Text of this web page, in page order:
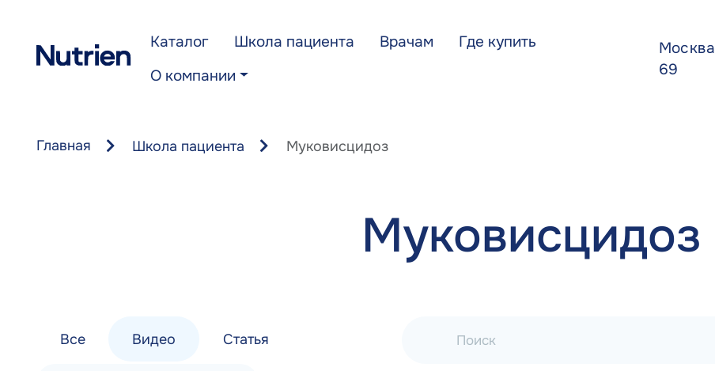
Каталог Школа пациента Врачам
Где купить
О компании
Москва
69
Главная Школа пациента Муковисцидоз
Муковисцидоз
Все Видео Статья Поиск